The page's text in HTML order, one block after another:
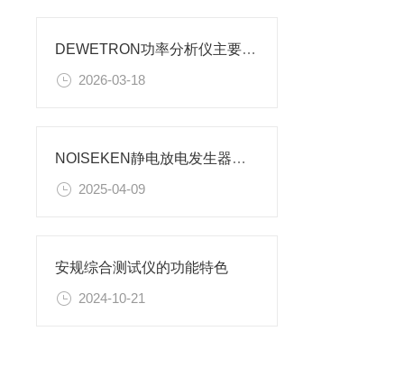
DEWETRON功率分析仪主要作用解析
2026-03-18
NOISEKEN静电放电发生器的维护要领
2025-04-09
安规综合测试仪的功能特色
2024-10-21